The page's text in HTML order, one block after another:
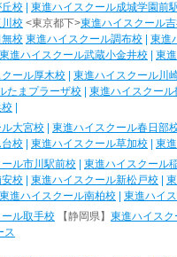
校 東進ハイスクール成城学園前
校 <東京都下>東進ハイスクール
校 東進ハイスクール調布校 東進
東進ハイスクール武蔵小金井校 東
ール厚木校 東進ハイスクール川
たまプラーザ校 東進ハイスクール
大宮校 東進ハイスクール春日部
校 東進ハイスクール草加校 東
ル市川駅前校 東進ハイスクール
校 東進ハイスクール新松戸校
東進ハイスクール南柏校
東進ハイ
ル取手校 【静岡県】 東進ハイス
ス